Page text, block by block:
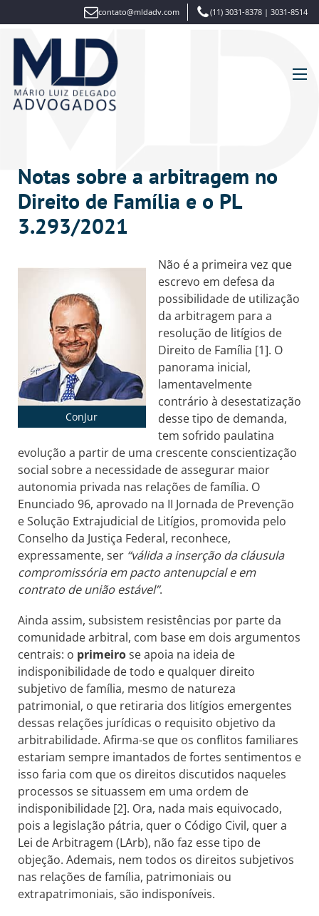
contato@mldadv.com (11) 3031-8378 | 3031-8514
Notas sobre a arbitragem no
Direito de Família e o PL
3.293/2021
ConJur
Não é a primeira vez que
escrevo em defesa da
possibilidade de utilização
da arbitragem para a
resolução de litígios de
Direito de Família [1]. O
panorama inicial,
lamentavelmente
contrário à desestatização
desse tipo de demanda,
tem sofrido paulatina
evolução a partir de uma crescente conscientização
social sobre a necessidade de assegurar maior
autonomia privada nas relações de família. O
Enunciado 96, aprovado na II Jornada de Prevenção
e Solução Extrajudicial de Litígios, promovida pelo
Conselho da Justiça Federal, reconhece,
expressamente, ser “válida a inserção da cláusula
compromissória em pacto antenupcial e em
contrato de união estável”.
Ainda assim, subsistem resistências por parte da
comunidade arbitral, com base em dois argumentos
centrais: o primeirose apoia na ideia de
indisponibilidade de todo e qualquer direito
subjetivo de família, mesmo de natureza
patrimonial, o que retiraria dos litígios emergentes
dessas relações jurídicas o requisito objetivo da
arbitrabilidade. Afirma-se que os conflitos familiares
estariam sempre imantados de fortes sentimentos e
isso faria com que os direitos discutidos naqueles
processos se situassem em uma ordem de
indisponibilidade [2]. Ora, nada mais equivocado,
pois a legislação pátria, quer o Código Civil, quer a
Lei de Arbitragem (LArb), não faz esse tipo de
objeção. Ademais, nem todos os direitos subjetivos
nas relações de família, patrimoniais ou
extrapatrimoniais, são indisponíveis.